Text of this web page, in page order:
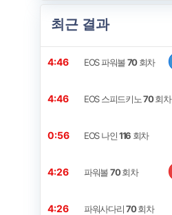
최근 결과
4:46 EOS 파워볼70회차
4:46 EOS 스피드키노70회차
0:56 EOS 나인116 회차
4:26 파워볼70회차
4:26 파워사다리70회차